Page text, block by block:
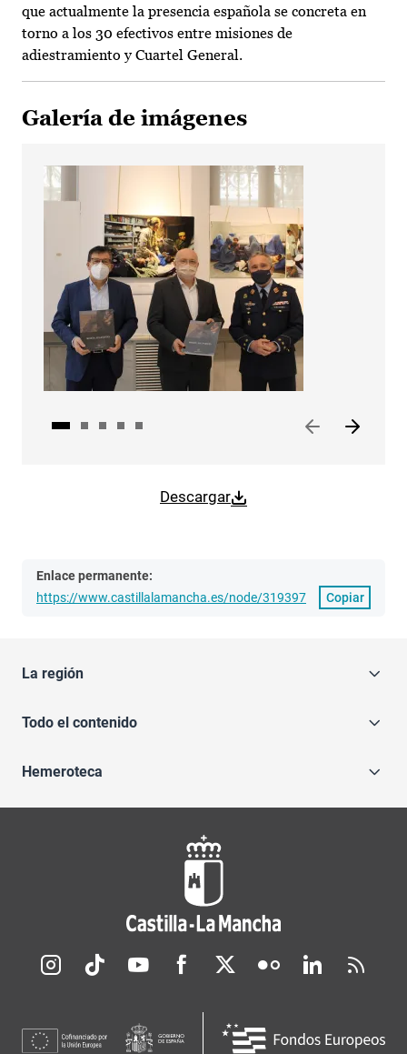
que actualmente la presencia española se concreta en
torno a los 30 efectivos entre misiones de
adiestramiento y Cuartel General.
Galería de imágenes
Descargar
Enlace permanente:
https://www.castillalamancha.es/node/319397
Copiar
La región
Todo el contenido
Hemeroteca
Redes sociales JCCM